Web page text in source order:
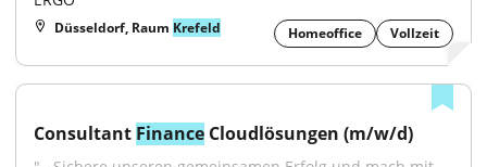
Düsseldorf, Raum Krefeld Homeoffice Vollzeit
Consultant Finance Cloudlösungen (m/w/d)